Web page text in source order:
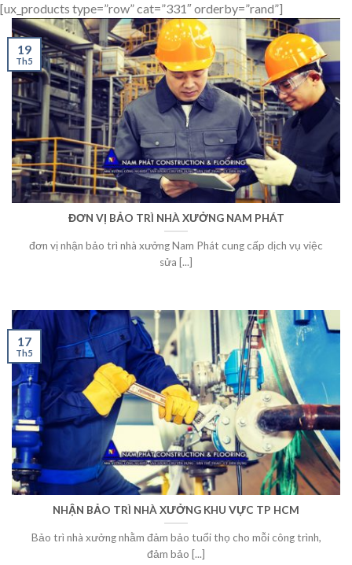
[ux_products type=”row” cat=”331″ orderby=”rand”]
ĐƠN VỊ BẢO TRÌ NHÀ XƯỞNG NAM PHÁT
đơn vị nhận bảo trì nhà xưởng Nam Phát cung cấp dịch vụ việc
sửa [...]
19
Th5
NHẬN BẢO TRÌ NHÀ XƯỞNG KHU VỰC TP HCM
Bảo trì nhà xưởng nhằm đảm bảo tuổi thọ cho mỗi công trình,
đảm bảo [...]
17
Th5